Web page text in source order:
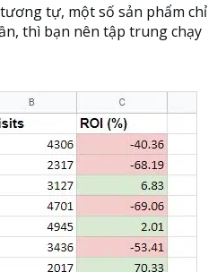
tự, một số sản phẩm chỉ
thì bạn nên tập trung chạy